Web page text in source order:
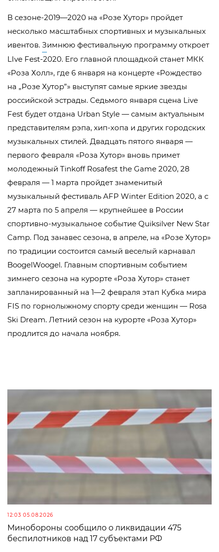
В сезоне-2019—2020 на «Розе Хутор» пройдет
несколько масштабных спортивных и музыкальных
ивентов. Зимнюю фестивальную программу откроет
LIve Fest-2020. Его главной площадкой станет МКК
«Роза Холл», где 6 января на концерте «Рождество
на „Розе Хутор”» выступят самые яркие звезды
российской эстрады. Седьмого января сцена Live
Fest будет отдана Urban Style — самым актуальным
представителям рэпа, хип-хопа и других городских
музыкальных стилей. Двадцать пятого января —
первого февраля «Роза Хутор» вновь примет
молодежный Tinkoff Rosafest the Game 2020, 28
февраля — 1 марта пройдет знаменитый
музыкальный фестиваль AFP Winter Edition 2020, а с
27 марта по 5 апреля — крупнейшее в России
спортивно-музыкальное событие Quiksilver New Star
Camp. Под занавес сезона, в апреле, на «Розе Хутор»
по традиции состоится самый веселый карнавал
BoogelWoogel. Главным спортивным событием
зимнего сезона на курорте «Роза Хутор» станет
запланированный на 1—2 февраля этап Кубка мира
FIS по горнолыжному спорту среди женщин — Rosa
Ski Dream. Летний сезон на курорте «Роза Хутор»
продлится до начала ноября.
12:03 05.08.2026
Минобороны сообщило о ликвидации 475
беспилотников над 17 субъектами РФ